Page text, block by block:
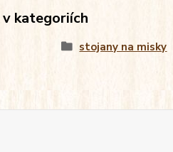
kategoriích
stojany na misky